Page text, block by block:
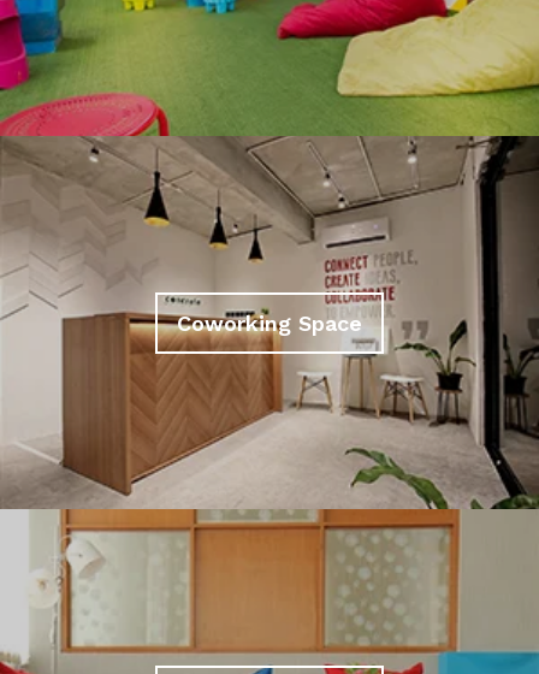
Coworking Space